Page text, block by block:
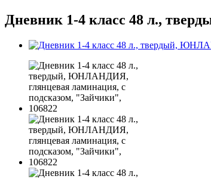
Дневник 1-4 класс 48 л.,